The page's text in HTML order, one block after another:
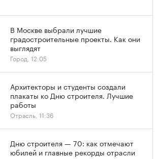
В Москве выбрали лучшие
градостроительные проекты. Как они
выглядят
Город, 12:05
Архитекторы и студенты создали
плакаты ко Дню строителя. Лучшие
работы
Отрасль, 11:36
Дню строителя — 70: как отмечают
юбилей и главные рекорды отрасли